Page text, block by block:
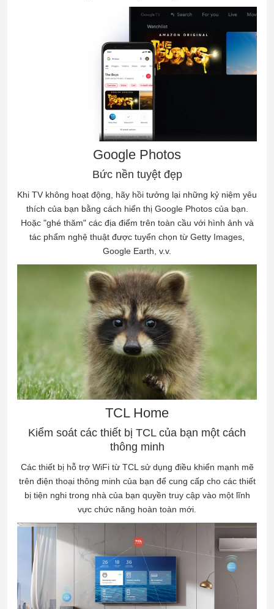
Google Photos
Bức nền tuyệt đẹp
Khi TV không hoạt động, hãy hồi tưởng lại những kỷ niệm yêu
thích của bạn bằng cách hiển thị Google Photos của bạn.
Hoặc "ghé thăm" các địa điểm trên toàn cầu với hình ảnh và
tác phẩm nghệ thuật được tuyển chọn từ Getty Images,
Google Earth, v.v.
TCL Home
Kiểm soát các thiết bị TCL của bạn một cách
thông minh
Các thiết bị hỗ trợ WiFi từ TCL sử dụng điều khiển mạnh mẽ
trên điện thoại thông minh của bạn để cung cấp cho các thiết
bị tiện nghi trong nhà của bạn quyền truy cập vào một lĩnh
vực chức năng hoàn toàn mới.